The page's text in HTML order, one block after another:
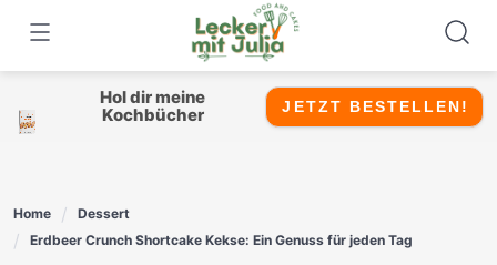
content
Hol dir meine
Kochbücher
JETZT BESTELLEN!
Home
Dessert
Erdbeer Crunch Shortcake Kekse: Ein Genuss für jeden Tag